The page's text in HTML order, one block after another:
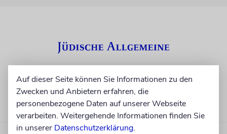
Auf dieser Seite können Sie Informationen zu den
Zwecken und Anbietern erfahren, die
personenbezogene Daten auf unserer Webseite
verarbeiten. Weitergehende Informationen finden Sie
in unserer Datenschutzerklärung.